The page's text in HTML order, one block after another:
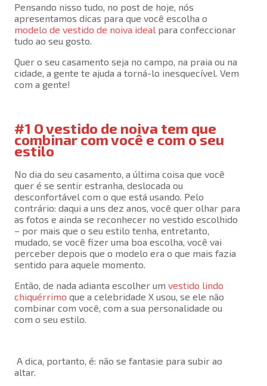
Pensando nisso tudo, no post de hoje, nós
apresentamos dicas para que você escolha o
modelo de vestido de noiva ideal para confeccionar
tudo ao seu gosto.
Quer o seu casamento seja no campo, na praia ou na
cidade, a gente te ajuda a torná-lo inesquecível. Vem
com a gente!
#1 O vestido de noiva tem que
combinar com você e com o seu
estilo
No dia do seu casamento, a última coisa que você
quer é se sentir estranha, deslocada ou
desconfortável com o que está usando. Pelo
contrário: daqui a uns dez anos, você quer olhar para
as fotos e ainda se reconhecer no vestido escolhido
– por mais que o seu estilo tenha, entretanto,
mudado, se você fizer uma boa escolha, você vai
perceber depois que o modelo era o que mais fazia
sentido para aquele momento.
Então, de nada adianta escolher um vestido lindo
chiquérrimo que a celebridade X usou, se ele não
combinar com você, com a sua personalidade ou
com o seu estilo.
A dica, portanto, é: não se fantasie para subir ao
altar.